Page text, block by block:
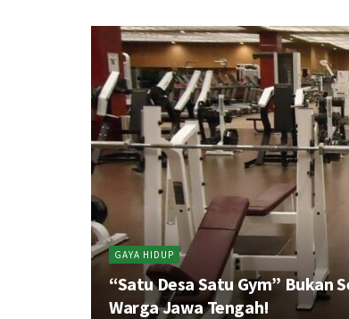
GAYA HIDUP
“Satu Desa Satu Gym” Bukan
Warga Jawa Tengah!